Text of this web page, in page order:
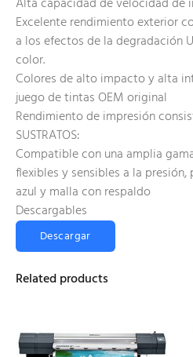
Excelente rendimiento exterior
a los efectos de la degradación
color.
Colores de alto impacto y alta
juego de tintas OEM original
Rendimiento de impresión
SUSTRATOS:
Compatible con una amplia
flexibles y sensibles a la
azul y malla con respaldo
Descargables
Descargar
Related products